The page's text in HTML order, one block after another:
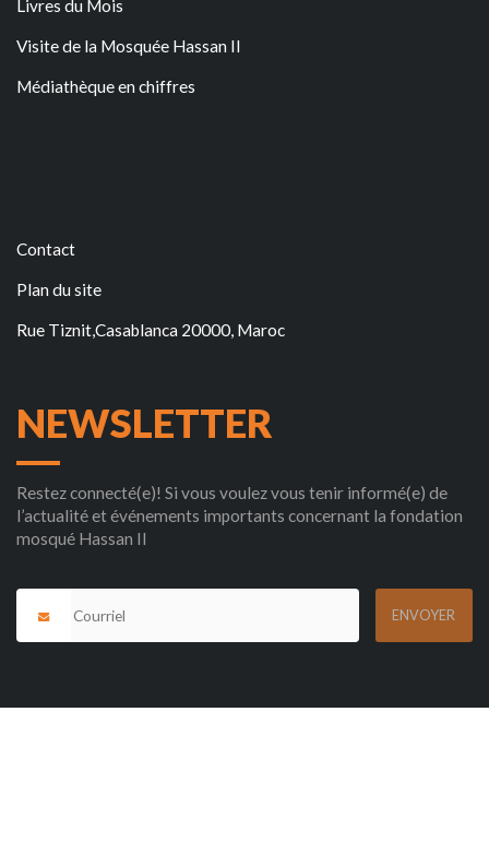
Livres du Mois
Visite de la Mosquée Hassan II
Médiathèque en chiffres
Contact
Plan du site
Rue Tiznit,Casablanca 20000, Maroc
NEWSLETTER
Restez connecté(e)! Si vous voulez vous tenir informé(e) de
l’actualité et événements importants concernant la fondation
mosqué Hassan II